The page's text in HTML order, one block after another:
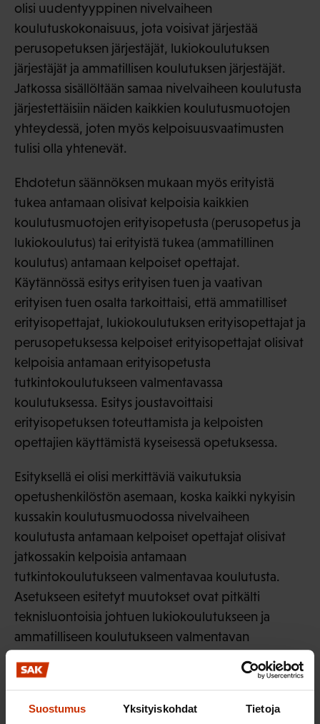
Suostumus Yksityiskohdat Tietoja
olisi uudentyyppinen nivelvaiheen
koulutuskokonaisuus, jota voisivat järjestää
perusopetuksen järjestäjät, lukiokoulutuksen
järjestäjät ja ammatillisen koulutuksen järjestäjät.
Jatkossa sisällöltään samaa nivelvaiheen koulutusta
järjestettäisiin näiden kaikkien koulutusmuotojen
yhteydessä, joten myös kelpoisuusvaatimusten
tulisi olla yhtenevät.
Ehdotetun säännöksen mukaan myös erityistä
tukea antamaan olisivat kelpoisia kaikkien
koulutusmuotojen erityisopetusta (perusopetus ja
lukiokoulutus) tai erityistä tukea (ammatillinen
koulutus) antamaan kelpoiset opettajat.
Käytännössä esitys erityisen tuen ja vaativan
erityisen tuen osalta tarkoittaisi, että ammatilliset
erityisopettajat, lukiokoulutuksen erityisopettajat ja
perusopetuksessa kelpoiset erityisopettajat olisivat
kelpoisia antamaan erityisopetusta
tutkintokoulutukseen valmentavassa
koulutuksessa. Esitys joustavoittaisi
erityisopetuksen toteuttamista ja kelpoisten
opettajien käyttämistä kyseisessä opetuksessa.
Esityksellä ei olisi merkittäviä vaikutuksia
opetushenkilöstön asemaan, koska kaikki nykyisin
kussakin koulutusmuodossa nivelvaiheen
koulutusta antamaan kelpoiset opettajat olisivat
jatkossakin kelpoisia antamaan
tutkintokoulutukseen valmentavaa koulutusta.
Asetukseen esitetyt muutokset ovat pitkälti
teknisluontoisia johtuen lukiokoulutukseen ja
ammatilliseen koulutukseen valmentavan
alkaen uuteen, tutkintokoulutukseen